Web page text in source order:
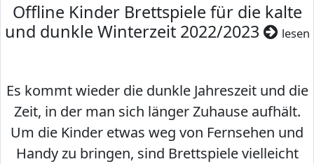
Offline Kinder Brettspiele für die kalte
und dunkle Winterzeit 2022/2023
lesen
Es kommt wieder die dunkle Jahreszeit und die
Zeit, in der man sich länger Zuhause aufhält.
Um die Kinder etwas weg von Fernsehen und
Handy zu bringen, sind Brettspiele vielleicht